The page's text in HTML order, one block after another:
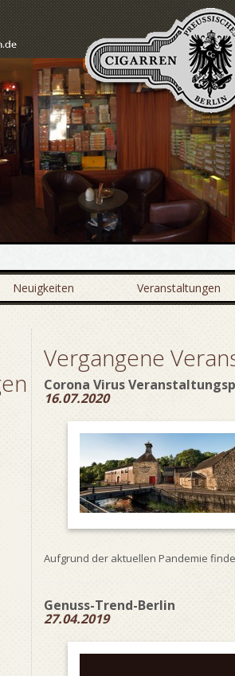
Neuigkeiten Veranstaltungen
Vergangene
Corona Virus
16.07.2020
Aufgrund der aktuellen Pandemie
Genuss-Trend-Berlin
27.04.2019